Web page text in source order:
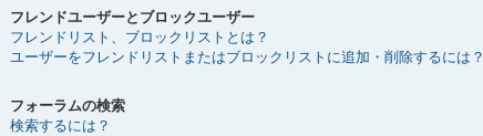
フレンドユーザーとブロックユーザー
フレンドリスト、ブロックリストとは？
ユーザーをフレンドリストまたはブロックリストに追加・削除するには？
フォーラムの検索
検索するには？